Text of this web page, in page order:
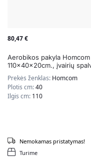
80,47€
Aerobikos pakyla Homcom
110x40x20cm., įvairių
Prekės ženklas: Homcom
Plotis cm:40
Ilgis cm: 110
Turime
Nemokamas pristatymas!